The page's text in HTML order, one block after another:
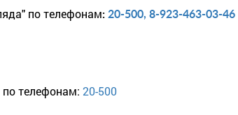
по телефонам: 20-500, 8-923-463-03-46
телефонам: 20-500